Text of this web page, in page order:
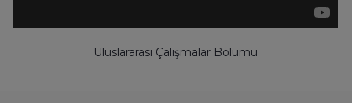
Uluslararası Çalışmalar Bölümü